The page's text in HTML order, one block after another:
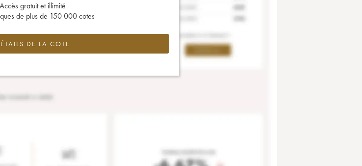
Accès gratuit et illimité
de plus de 150 000 cotes
DE LA COTE